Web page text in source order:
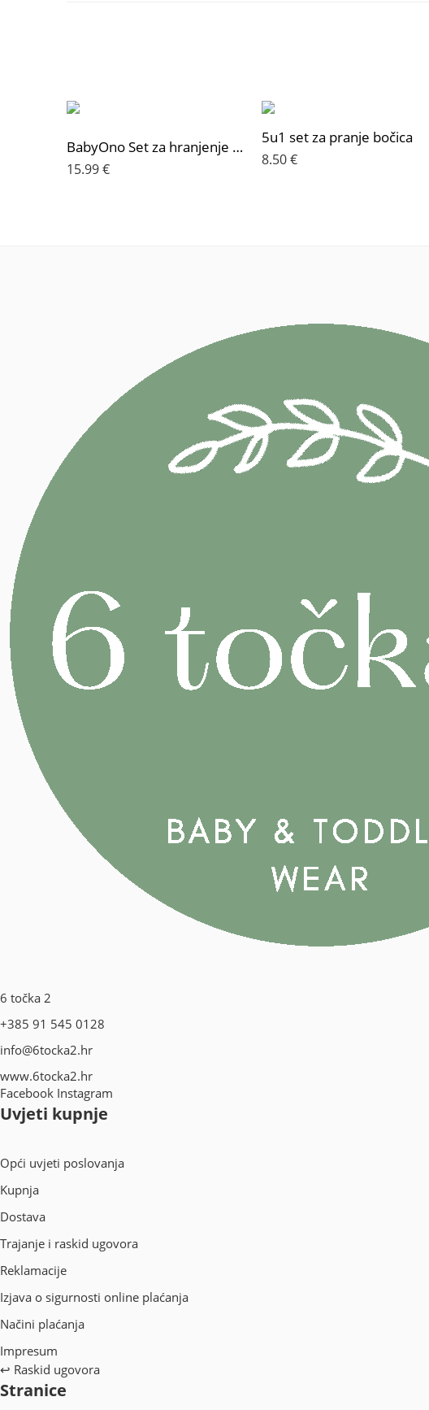
BabyOno Set za hranjenje od 3 dijelova, farmer
15.99€
5u1 set za pranje bočica
8.50€
6 točka 2
+385 91 545 0128
info@6tocka2.hr
www.6tocka2.hr
Facebook Instagram
Uvjeti kupnje
Opći uvjeti poslovanja
Kupnja
Dostava
Trajanje i raskid ugovora
Reklamacije
Izjava o sigurnosti online plaćanja
Načini plaćanja
Impresum
↩ Raskid ugovora
Stranice